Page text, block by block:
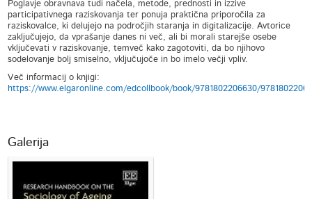
Poglavje obravnava tudi načela, metode, prednosti in izzive
participativnega raziskovanja ter ponuja praktična priporočila za
raziskovalce, ki delujejo na področjih staranja in digitalizacije. Avtorice
zaključujejo, da vprašanje danes ni več, ali bi morali starejše osebe
vključevati v raziskovanje, temveč kako zagotoviti, da bo njihovo
sodelovanje bolj smiselno, vključujoče in bo imelo večji vpliv.
Več informacij o knjigi:
https://www.elgaronline.com/edcollbook/book/9781802206630/
Galerija